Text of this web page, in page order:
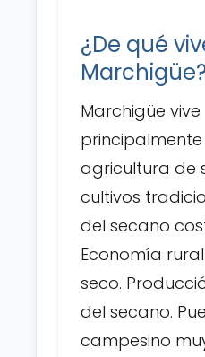
¿De qué
Marchigüe vive
agricultura de
cultivos
del secano
Economía
seco.
del secano.
campesino